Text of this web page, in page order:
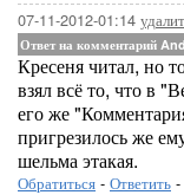
07-11-2012-01:14
Ответ на комментарий
Кресеня читал, но
взял всё то, что в
его же
пригрезилось же
шельма этакая.
Обратиться - Ответить -